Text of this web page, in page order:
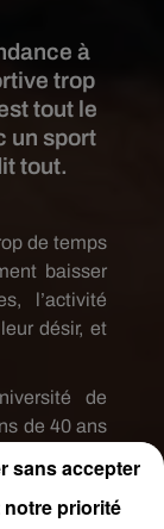
à
trop
tout le
un sport
tout.
de temps
baisser
l’activité
désir, et
de
de 40 ans
pratiquent le
meilleure
notre priorité
sans accepter